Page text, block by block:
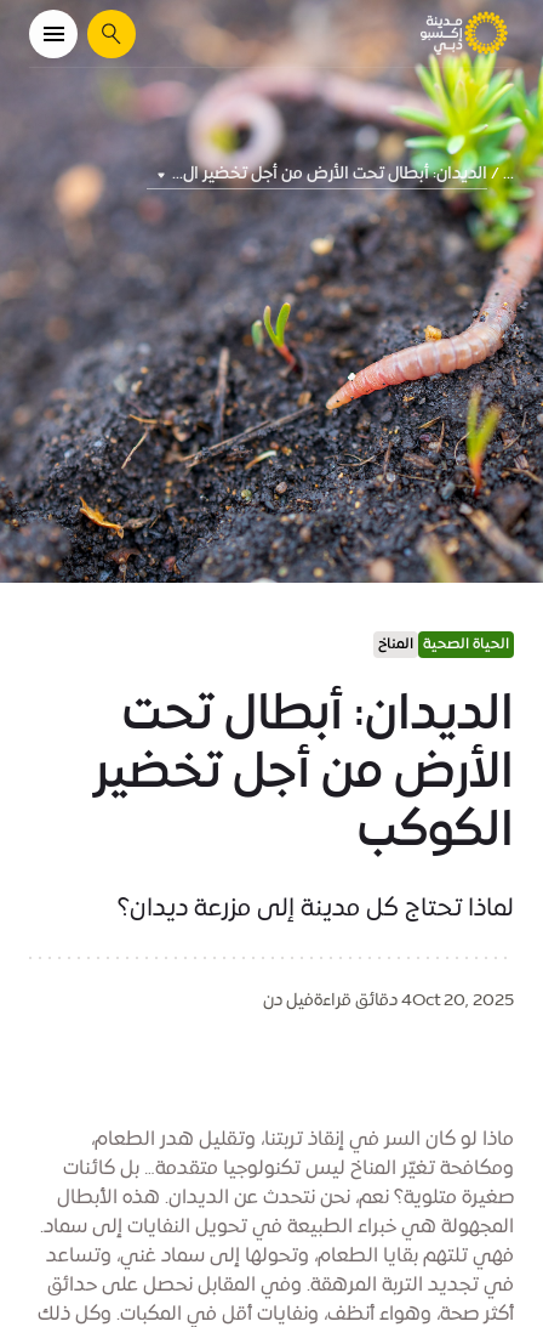
يبحث
... الديدان: أبطال تحت الأرض من أجل تخضير ال...
الحياة الصحية المناخ
الديدان: أبطال تحت
الأرض من أجل تخضير
الكوكب
لماذا تحتاج كل مدينة إلى مزرعة ديدان؟
Oct 20, 20254 دقائق قراءة فيل دن
ماذا لو كان السر في إنقاذ تربتنا، وتقليل هدر الطعام،
ومكافحة تغيّر المناخ ليس تكنولوجيا متقدمة… بل كائنات
صغيرة متلوية؟ نعم، نحن نتحدث عن الديدان. هذه الأبطال
المجهولة هي خبراء الطبيعة في تحويل النفايات إلى سماد.
فهي تلتهم بقايا الطعام، وتحولها إلى سماد غني، وتساعد
في تجديد التربة المرهقة. وفي المقابل نحصل على حدائق
أكثر صحة، وهواء أنظف، ونفايات أقل في المكبات. وكل ذلك